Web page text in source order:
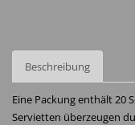
Beschreibung
Eine Packung enthält 20
Servietten überzeugen